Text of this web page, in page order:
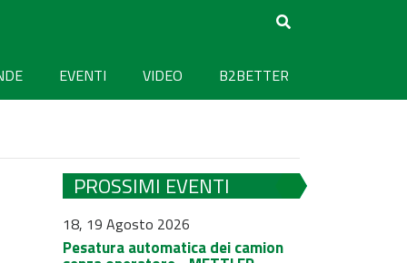
EVENTI VIDEO B2BETTER
PROSSIMI EVENTI
18, 19 Agosto 2026
Pesatura automatica dei camion